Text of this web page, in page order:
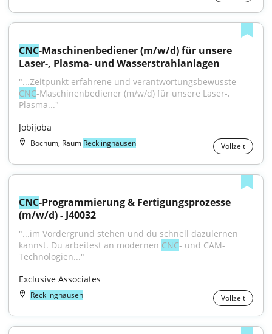
CNC-Maschinenbediener (m/w/d) für unsere
Laser-, Plasma- und Wasserstrahlanlagen
CNC-Maschinenbediener (m/w/d) für unsere Laser-,
Plasma..."
Jobijoba
Bochum, Raum Recklinghausen Vollzeit
CNC-Programmierung & Fertigungsprozesse
(m/w/d) - J40032
"...im Vordergrund stehen und du schnell dazulernen
kannst. Du arbeitest an modernen CNC- und CAM-
Technologien..."
Exclusive Associates
Recklinghausen Vollzeit